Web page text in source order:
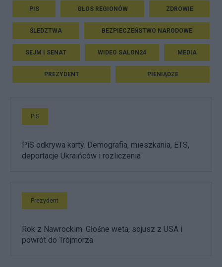
PIS GŁOS REGIONÓW ZDROWIE
ŚLEDZTWA BEZPIECZEŃSTWO NARODOWE
SEJM I SENAT WIDEO SALON24 MEDIA
PREZYDENT PIENIĄDZE
PiS
PiS odkrywa karty. Demografia, mieszkania, ETS,
deportacje Ukraińców i rozliczenia
Prezydent
Rok z Nawrockim. Głośne weta, sojusz z USA i
powrót do Trójmorza